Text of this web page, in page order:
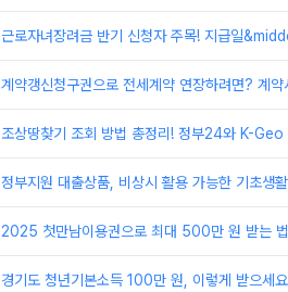
근로자녀장려금 반기 신청자 주목! 지급일
계약갱신청구권으로 전세계약 연장하려면? 계
조상땅찾기 조회 방법 총정리! 정부24와 K-Geo
정부지원 대출상품, 비상시 활용 가능한 기초생
2025 첫만남이용권으로 최대 500만 원 받는 법
경기도 청년기본소득 100만 원, 이렇게 받으세